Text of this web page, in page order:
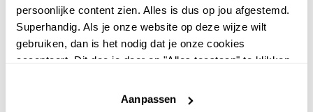
persoonlijke content zien. Alles is dus op jou afgestemd.
Superhandig. Als je onze website op deze wijze wilt
gebruiken, dan is het nodig dat je onze cookies
accepteert. Dit doe je door op "Alles toestaan" te klikken.
website niet optimaal functioneert.
Aanpassen